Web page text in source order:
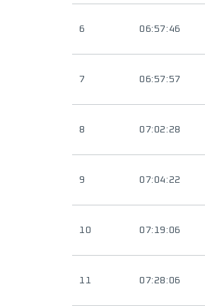
6 06:57:46
7 06:57:57
8 07:02:28
9 07:04:22
10 07:19:06
11 07:28:06